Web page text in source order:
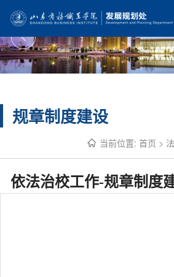
规章制度建设
当前位置: 首页 >
依法治校工作-规章制度